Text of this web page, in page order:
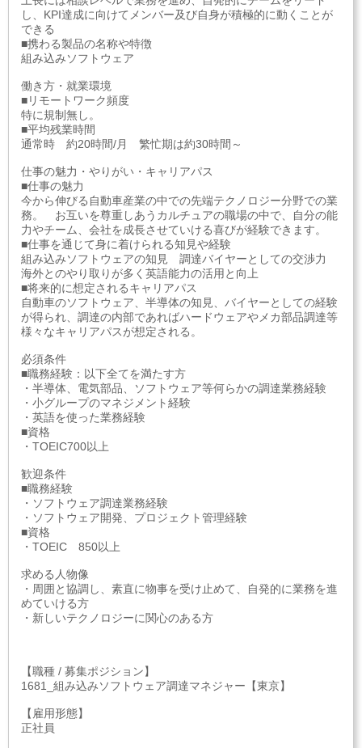
し、KPI達成に向けてメンバー及び自身が積極的に動くことが
できる
■携わる製品の名称や特徴
組み込みソフトウェア
働き方・就業環境
■リモートワーク頻度
特に規制無し。
■平均残業時間
通常時 約20時間/月 繁忙期は約30時間～
仕事の魅力・やりがい・キャリアパス
■仕事の魅力
今から伸びる自動車産業の中での先端テクノロジー分野での業
務。 お互いを尊重しあうカルチュアの職場の中で、自分の能
力やチーム、会社を成長させていける喜びが経験できます。
■仕事を通じて身に着けられる知見や経験
組み込みソフトウェアの知見 調達バイヤーとしての交渉力
海外とのやり取りが多く英語能力の活用と向上
■将来的に想定されるキャリアパス
自動車のソフトウェア、半導体の知見、バイヤーとしての経験
が得られ、調達の内部であればハードウェアやメカ部品調達等
様々なキャリアパスが想定される。
必須条件
■職務経験：以下全てを満たす方
・半導体、電気部品、ソフトウェア等何らかの調達業務経験
・小グループのマネジメント経験
・英語を使った業務経験
■資格
・TOEIC700以上
歓迎条件
■職務経験
・ソフトウェア調達業務経験
・ソフトウェア開発、プロジェクト管理経験
■資格
・TOEIC 850以上
求める人物像
・周囲と協調し、素直に物事を受け止めて、自発的に業務を進
めていける方
・新しいテクノロジーに関心のある方
【職種 / 募集ポジション】
1681_組み込みソフトウェア調達マネジャー【東京】
【雇用形態】
正社員